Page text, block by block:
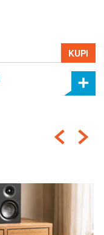
KUPI